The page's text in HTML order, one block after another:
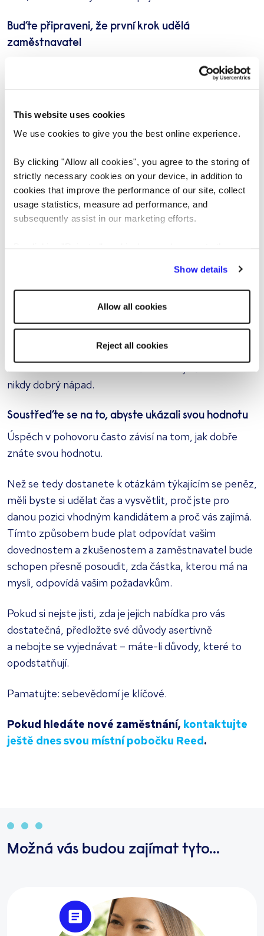
This website uses cookies
We use cookies to give you the best online experience.
By clicking "Allow all cookies", you agree to the storing of
strictly necessary cookies on your device, in addition to
cookies that improve the performance of our site, collect
usage statistics, measure ad performance, and
subsequently assist in our marketing efforts.
Show details
Allow all cookies
Reject all cookies
Buďte připraveni, že první krok udělá
zaměstnavatel
Někdy se může stát, že zaměstnavatel se vás zeptá
na vaše očekávání, než se o nich zmíníte vy sami.
Ačkoli vám tato otázka samozřejmě dává příležitost
mluvit o penězích volněji, vždy je nejlepší zachovat při
Mírné nadhodnocení částky, kterou požadujete,
zdůraznění vašeho zájmu o danou pozici nebo
vysvětlení, že před odpovědí potřebujete více
informací, jsou v tomto případě dobrými strategiemi.
nakonec dostanete nižší nabídku, než jste očekávali.
Je to však také ideální příležitost zdvořile se
zaměstnavatele zeptat, jaké mzdové rozpětímá
nikdy dobrý nápad.
Soustřeďte se na to, abyste ukázali svou hodnotu
Úspěch v pohovoru často závisí na tom, jak dobře
znáte svou hodnotu.
Než se tedy dostanete k otázkám týkajícím se peněz,
měli byste si udělat čas a vysvětlit, proč jste pro
danou pozici vhodným kandidátem a proč vás zajímá.
Tímto způsobem bude plat odpovídat vašim
dovednostem a zkušenostem a zaměstnavatel bude
schopen přesně posoudit, zda částka, kterou má na
mysli, odpovídá vašim požadavkům.
Pokud si nejste jisti, zda je jejich nabídka pro vás
dostatečná, předložte své důvody asertivně
a nebojte se vyjednávat – máte-li důvody, které to
opodstatňují.
Pamatujte: sebevědomí je klíčové.
Pokud hledáte nové zaměstnání, kontaktujte
ještě dnes svou místní pobočku Reed.
Možná vás budou zajímat tyto...